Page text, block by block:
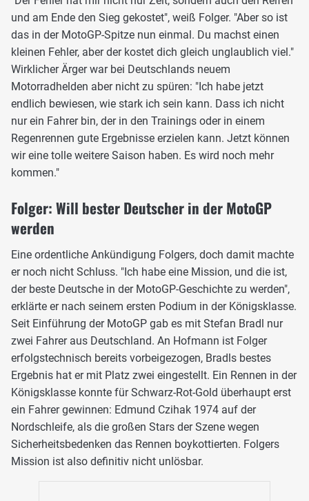
und am Ende den Sieg gekostet", weiß Folger. "Aber so ist
das in der MotoGP-Spitze nun einmal. Du machst einen
kleinen Fehler, aber der kostet dich gleich unglaublich viel."
Wirklicher Ärger war bei Deutschlands neuem
Motorradhelden aber nicht zu spüren: "Ich habe jetzt
endlich bewiesen, wie stark ich sein kann. Dass ich nicht
nur ein Fahrer bin, der in den Trainings oder in einem
Regenrennen gute Ergebnisse erzielen kann. Jetzt können
wir eine tolle weitere Saison haben. Es wird noch mehr
kommen."
Folger: Will bester Deutscher in der MotoGP
werden
Eine ordentliche Ankündigung Folgers, doch damit machte
er noch nicht Schluss. "Ich habe eine Mission, und die ist,
der beste Deutsche in der MotoGP-Geschichte zu werden",
erklärte er nach seinem ersten Podium in der Königsklasse.
Seit Einführung der MotoGP gab es mit Stefan Bradl nur
zwei Fahrer aus Deutschland. An Hofmann ist Folger
erfolgstechnisch bereits vorbeigezogen, Bradls bestes
Ergebnis hat er mit Platz zwei eingestellt. Ein Rennen in der
Königsklasse konnte für Schwarz-Rot-Gold überhaupt erst
ein Fahrer gewinnen: Edmund Czihak 1974 auf der
Nordschleife, als die großen Stars der Szene wegen
Sicherheitsbedenken das Rennen boykottierten. Folgers
Mission ist also definitiv nicht unlösbar.